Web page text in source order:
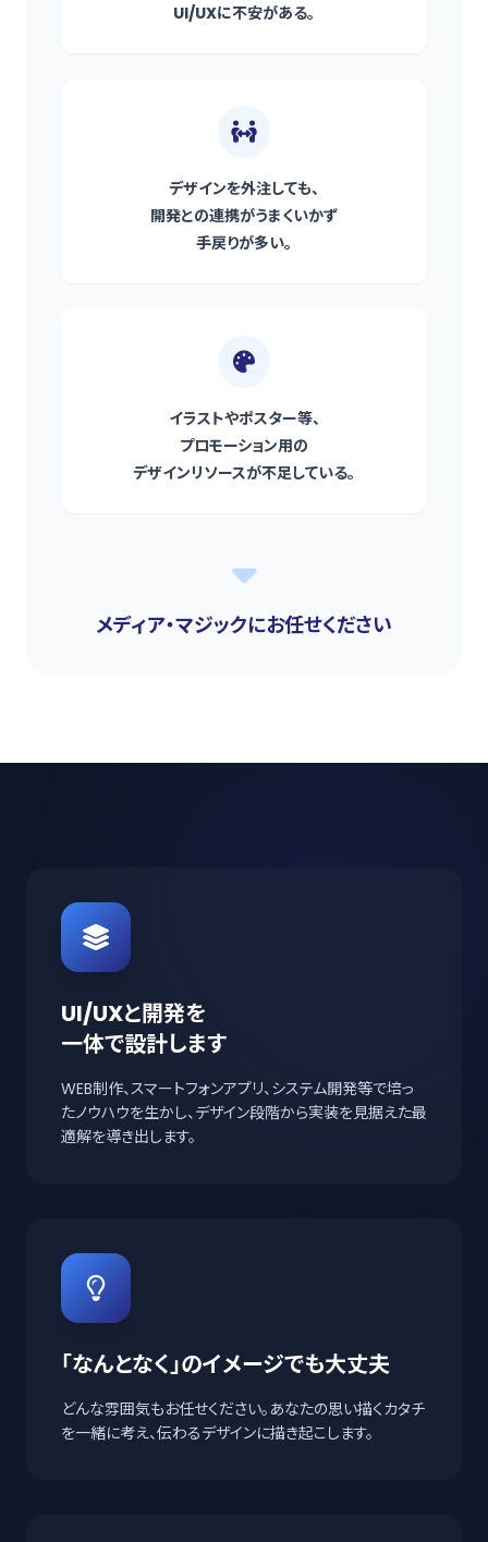
UI/UXに不安がある。
デザインを外注しても、
開発との連携がうまくいかず
手戻りが多い。
イラストやポスター等、
プロモーション用の
デザインリソースが不足している。
メディア・マジックにお任せください
UI/UXと開発を
一体で設計します
WEB制作、スマートフォンアプリ、システム開発等で培っ
たノウハウを生かし、デザイン段階から実装を見据えた最
適解を導き出します。
「なんとなく」のイメージでも大丈夫
どんな雰囲気もお任せください。あなたの思い描くカタチ
を一緒に考え、伝わるデザインに描き起こします。